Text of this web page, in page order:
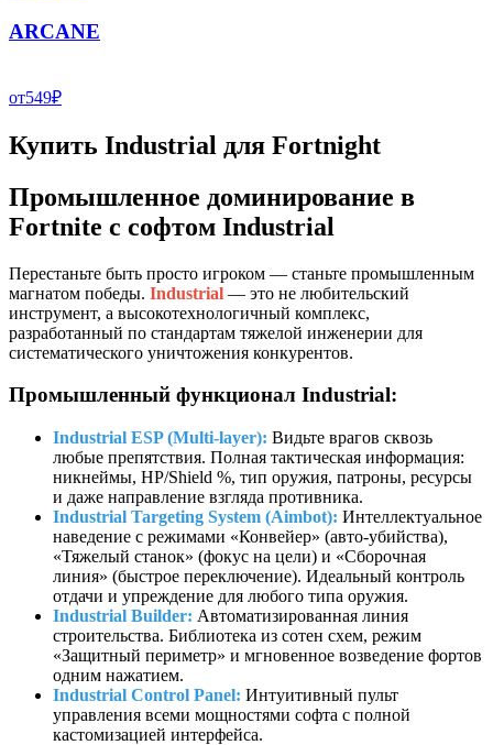
ARCANE
от549₽
Купить Industrial для Fortnight
Промышленное доминирование в
Fortnite с софтом Industrial
Перестаньте быть просто игроком — станьте промышленным
магнатом победы. Industrial — это не любительский
инструмент, а высокотехнологичный комплекс,
разработанный по стандартам тяжелой инженерии для
систематического уничтожения конкурентов.
Промышленный функционал Industrial:
Industrial ESP (Multi-layer): Видьте врагов сквозь
любые препятствия. Полная тактическая информация:
никнеймы, HP/Shield %, тип оружия, патроны, ресурсы
и даже направление взгляда противника.
Industrial Targeting System (Aimbot): Интеллектуальное
наведение с режимами «Конвейер» (авто-убийства),
«Тяжелый станок» (фокус на цели) и «Сборочная
линия» (быстрое переключение). Идеальный контроль
отдачи и упреждение для любого типа оружия.
Industrial Builder: Автоматизированная линия
строительства. Библиотека из сотен схем, режим
«Защитный периметр» и мгновенное возведение фортов
одним нажатием.
Industrial Control Panel: Интуитивный пульт
управления всеми мощностями софта с полной
кастомизацией интерфейса.